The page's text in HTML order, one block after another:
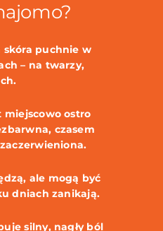
puchnie w
– na twarzy,
miejscowo ostro
czasem
ale mogą być
dniach zanikają.
silny, nagły ból